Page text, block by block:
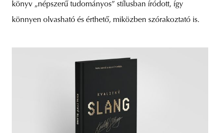
könyv „népszerű tudományos” stílusban íródott, így
könnyen olvasható és érthető, miközben szórakoztató is.